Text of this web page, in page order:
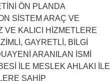
ÖN PLANDA
SİSTEM ARAÇ VE
VE KALICI HİZMETLERE
GAYRETLİ, BİLGİ
ARANILAN İSMİ
İLE MESLEK AHLAKI İLE
SAHİP